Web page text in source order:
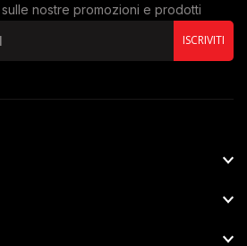
nostre promozioni e prodotti
ISCRIVITI